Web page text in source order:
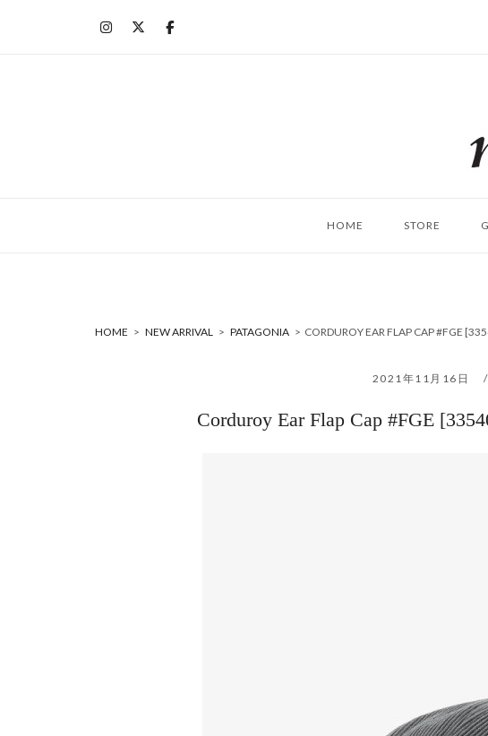
HOME STORE
HOME > NEW ARRIVAL > PATAGONIA > CORDUROY EAR FLAP CAP #FGE
2021年11月16日
Corduroy Ear Flap Cap #FGE